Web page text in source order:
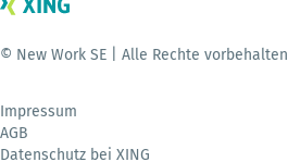
© New Work SE | Alle Rechte vorbehalten
Impressum
AGB
Datenschutz bei XING